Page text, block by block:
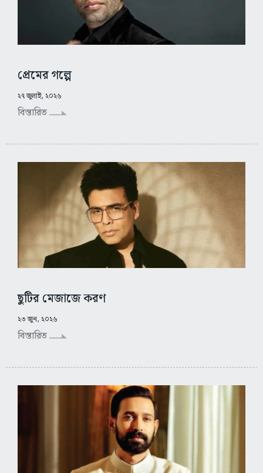
প্রেমের গল্পে
২৭ জুলাই, ২০২৬
বিস্তারিত
ছুটির মেজাজে করণ
২৩ জুন, ২০২৬
বিস্তারিত